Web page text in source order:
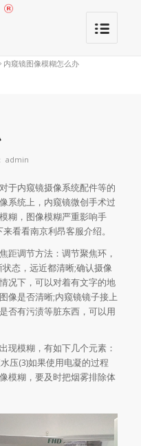
内窥镜图像模糊怎么办
admin
内窥镜摄像系统配件等的
系统上，内窥镜微创手术过
糊，图像模糊严重影响手
看看南京利昂客服介绍。
调节方法：调节聚焦环，
态，远近都清晰;确认摄像
况下，可以对着有文字的地
像是否清晰;内窥镜镜子接上
否有污渍等脏东西，可以用
模糊，有如下几个元素：
压(3)如果使用电凝的过程
模糊，要及时把烟雾排除体